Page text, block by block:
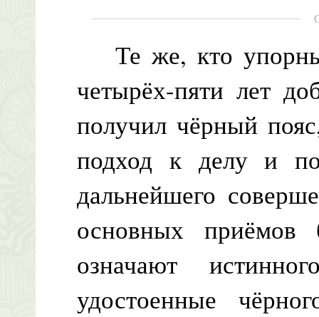
Те же, кто
четырёх-пяти лет
получил чёрный
подход к делу и
дальнейшего
основных приёмов
означают
удостоенные